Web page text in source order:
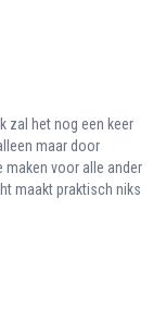
zal het nog een keer
maar door
maken voor alle ander
maakt praktisch niks